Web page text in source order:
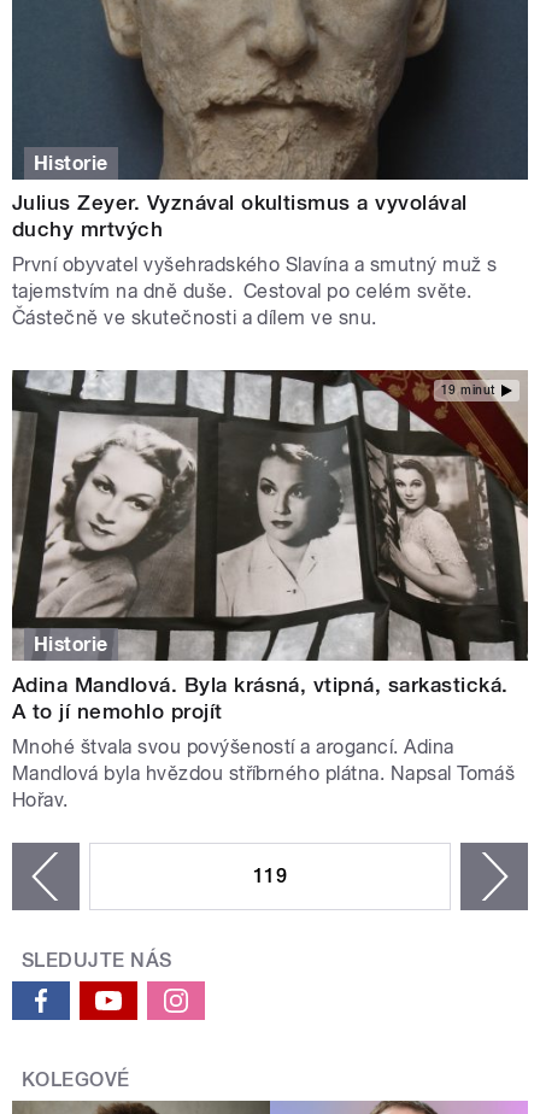
Historie
Julius Zeyer. Vyznával okultismus a vyvolával
duchy mrtvých
První obyvatel vyšehradského Slavína a smutný muž s
tajemstvím na dně duše. Cestoval po celém světe.
Částečně ve skutečnosti a dílem ve snu.
19 minut
Historie
Adina Mandlová. Byla krásná, vtipná, sarkastická.
A to jí nemohlo projít
Mnohé štvala svou povýšeností a arogancí. Adina
Mandlová byla hvězdou stříbrného plátna. Napsal Tomáš
Hořav.
119
SLEDUJTE NÁS
KOLEGOVÉ